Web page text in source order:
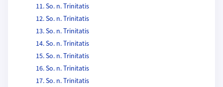
11. So. n. Trinitatis
12. So. n. Trinitatis
13. So. n. Trinitatis
14. So. n. Trinitatis
15. So. n. Trinitatis
16. So. n. Trinitatis
17. So. n. Trinitatis